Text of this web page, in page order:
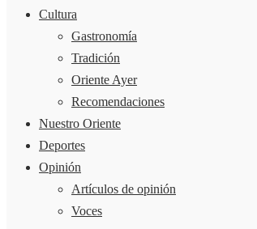
Cultura
Gastronomía
Tradición
Oriente Ayer
Recomendaciones
Nuestro Oriente
Deportes
Opinión
Artículos de opinión
Voces